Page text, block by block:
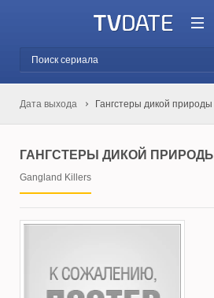
Дата выхода Гангстеры дикой природы
ГАНГСТЕРЫ ДИКОЙ ПРИРОДЫ
Gangland Killers